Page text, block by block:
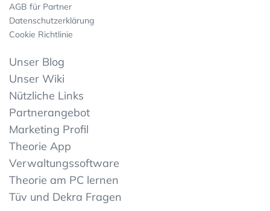
AGB für Partner
Datenschutzerklärung
Cookie Richtlinie
Unser Blog
Unser Wiki
Nützliche Links
Partnerangebot
Marketing Profil
Theorie App
Verwaltungssoftware
Theorie am PC lernen
Tüv und Dekra Fragen